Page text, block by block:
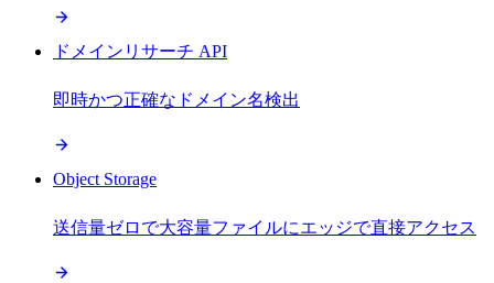
ドメインリサーチ API
即時かつ正確なドメイン名検出
Object Storage
送信量ゼロで大容量ファイルにエッジで直接アクセス